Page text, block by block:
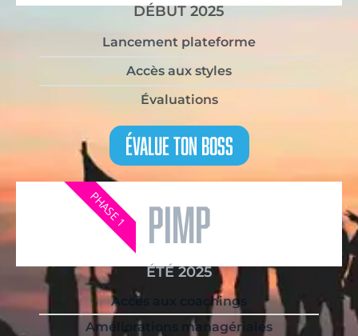
DÉBUT 2025
Lancement plateforme
Accès aux styles
Évaluations
Évalue Ton Boss
PHASE 1 pimp
ÉTÉ 2025
Accès aux coachings
Améliorations managériales